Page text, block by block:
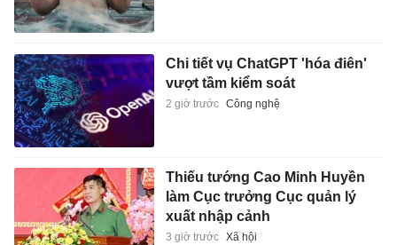
Chi tiết vụ ChatGPT 'hóa điên'
vượt tầm kiểm soát
2 giờ trước Công nghệ
Thiếu tướng Cao Minh Huyền
làm Cục trưởng Cục quản lý
xuất nhập cảnh
3 giờ trước Xã hội